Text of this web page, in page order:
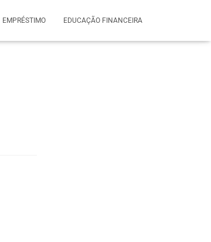
EMPRÉSTIMO EDUCAÇÃO FINANCEIRA